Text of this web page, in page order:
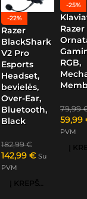
-22%
Razer
BlackShark
V2 Pro
Esports
Headset,
bevielės,
Over-Ear,
Bluetooth,
Black
182,99€
142,99 € Su
PVM
Į KREPŠELĮ
-25%
Razer
RGB,
79,99
59,99
PVM